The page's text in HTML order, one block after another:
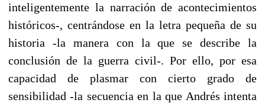
inteligentemente la narración de acontecimientos
históricos-, centrándose en la letra pequeña de su
historia -la manera con la que se describe la
conclusión de la guerra civil-. Por ello, por esa
capacidad de plasmar con cierto grado de
sensibilidad -la secuencia en la que Andrés intenta